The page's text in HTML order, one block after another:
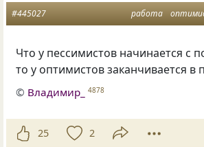
работа
#445027
Что у пессимистов начинается с
то у оптимистов заканчивается в
© Владимир_ 4878
25 2